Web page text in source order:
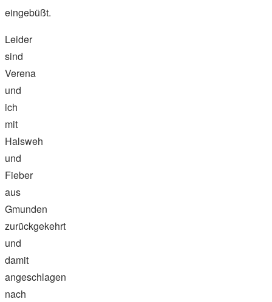
eingebüßt.
Leider
sind
Verena
und
ich
mit
Halsweh
und
Fieber
aus
Gmunden
zurückgekehrt
und
damit
angeschlagen
nach